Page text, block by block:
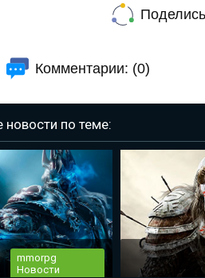
Комментарии: (0)
по теме:
mmorpg
Новости